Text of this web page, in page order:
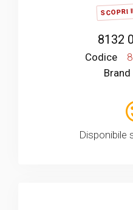
SCOPRI
8132
Codice
Brand
Disponibile